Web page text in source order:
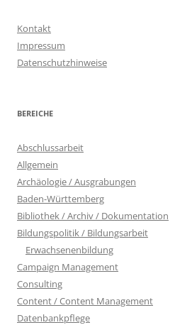
Kontakt
Impressum
Datenschutzhinweise
BEREICHE
Abschlussarbeit
Allgemein
Archäologie / Ausgrabungen
Baden-Württemberg
Bibliothek / Archiv / Dokumentation
Bildungspolitik / Bildungsarbeit
Erwachsenenbildung
Campaign Management
Consulting
Content / Content Management
Datenbankpflege